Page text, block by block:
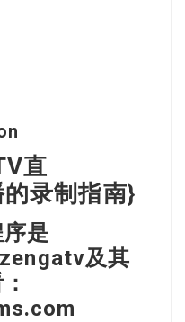
直
录制指南}
是
及其